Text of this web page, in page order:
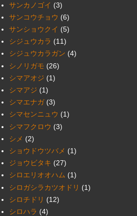
サンカノゴイ (3)
サンコウチョウ (6)
サンショウクイ (5)
シジュウカラ (11)
シジュウカラガン (4)
シノリガモ (26)
シマアオジ (1)
シマアジ (1)
シマエナガ (3)
シマセンニュウ (1)
シマフクロウ (3)
シメ (2)
ショウドウツバメ (1)
ジョウビタキ (27)
シロエリオオハム (1)
シロガシラカツオドリ (1)
シロチドリ (12)
シロハラ (4)